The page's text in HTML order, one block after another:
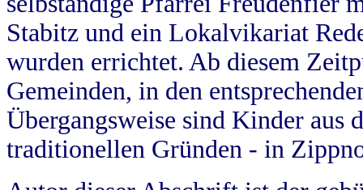
Stabitz und ein Lokalvikariat
wurden errichtet. Ab diesem
Gemeinden, in den
Übergangsweise sind Kinder aus
traditionellen Gründen - in